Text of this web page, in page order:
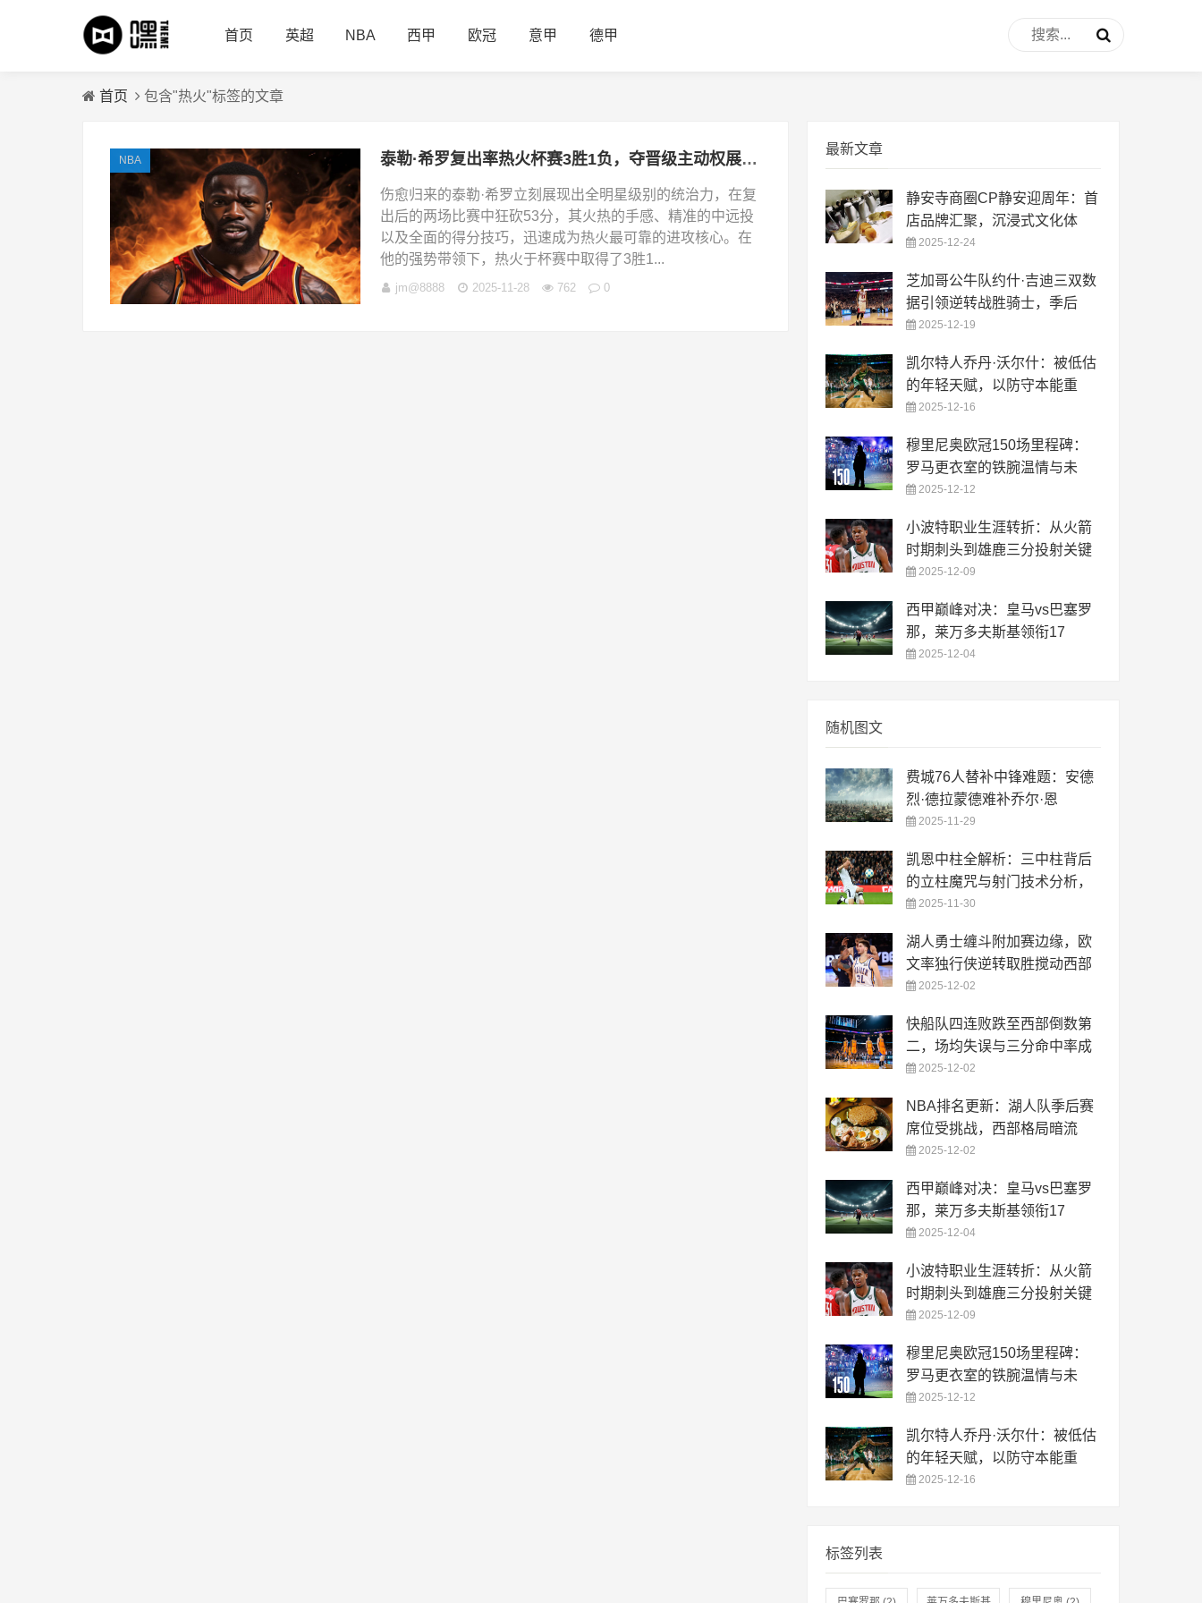
首页 英超 NBA 西甲 欧冠 意甲 德甲
首页 包含"热火"标签的文章
NBA 泰勒·希罗复出率热火杯赛3胜1负，夺晋级主动权展现全明星级别统治力
伤愈归来的泰勒·希罗立刻展现出全明星级别的统治力，在复
出后的两场比赛中狂砍53分，其火热的手感、精准的中远投
以及全面的得分技巧，迅速成为热火最可靠的进攻核心。在
他的强势带领下，热火于杯赛中取得了3胜1...
jm@8888 2025-11-28 762 0
最新文章
静安寺商圈CP静安迎周年：首
店品牌汇聚，沉浸式文化体
2025-12-24
芝加哥公牛队约什·吉迪三双数
据引领逆转战胜骑士，季后
2025-12-19
凯尔特人乔丹·沃尔什：被低估
的年轻天赋，以防守本能重
2025-12-16
穆里尼奥欧冠150场里程碑：
罗马更衣室的铁腕温情与未
2025-12-12
小波特职业生涯转折：从火箭
时期刺头到雄鹿三分投射关键
2025-12-09
西甲巅峰对决：皇马vs巴塞罗
那，莱万多夫斯基领衔17
2025-12-04
随机图文
费城76人替补中锋难题：安德
烈·德拉蒙德难补乔尔·恩
2025-11-29
凯恩中柱全解析：三中柱背后
的立柱魔咒与射门技术分析，
2025-11-30
湖人勇士缠斗附加赛边缘，欧
文率独行侠逆转取胜搅动西部
2025-12-02
快船队四连败跌至西部倒数第
二，场均失误与三分命中率成
2025-12-02
NBA排名更新：湖人队季后赛
席位受挑战，西部格局暗流
2025-12-02
西甲巅峰对决：皇马vs巴塞罗
那，莱万多夫斯基领衔17
2025-12-04
小波特职业生涯转折：从火箭
时期刺头到雄鹿三分投射关键
2025-12-09
穆里尼奥欧冠150场里程碑：
罗马更衣室的铁腕温情与未
2025-12-12
凯尔特人乔丹·沃尔什：被低估
的年轻天赋，以防守本能重
2025-12-16
标签列表